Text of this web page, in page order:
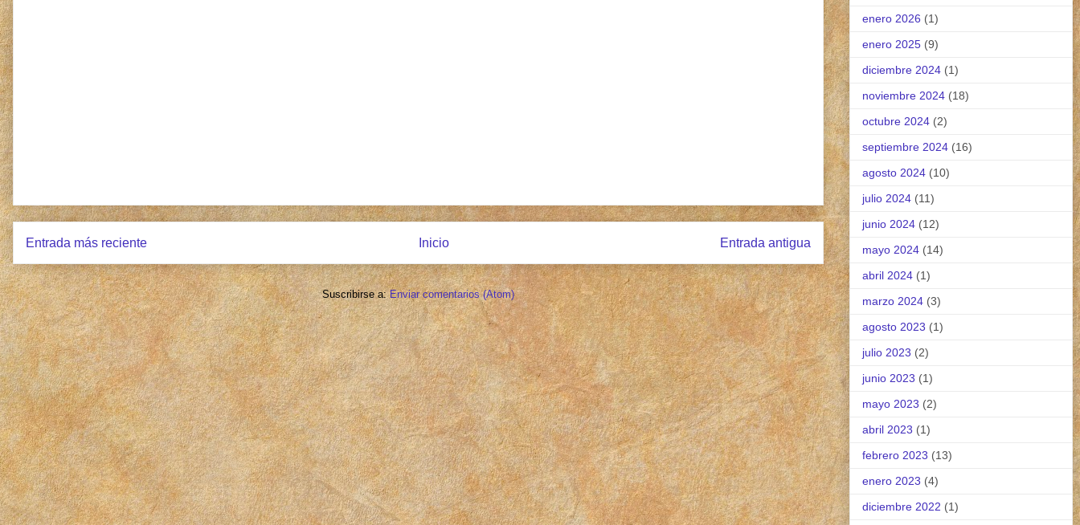
Entrada más reciente Entrada antigua
Inicio
Suscribirse a:Enviar comentarios (Atom)
enero 2026 (1)
enero 2025 (9)
diciembre 2024 (1)
noviembre 2024 (18)
octubre 2024 (2)
septiembre 2024 (16)
agosto 2024 (10)
julio 2024 (11)
junio 2024 (12)
mayo 2024 (14)
abril 2024 (1)
marzo 2024 (3)
agosto 2023 (1)
julio 2023 (2)
junio 2023 (1)
mayo 2023 (2)
abril 2023 (1)
febrero 2023 (13)
enero 2023 (4)
diciembre 2022 (1)